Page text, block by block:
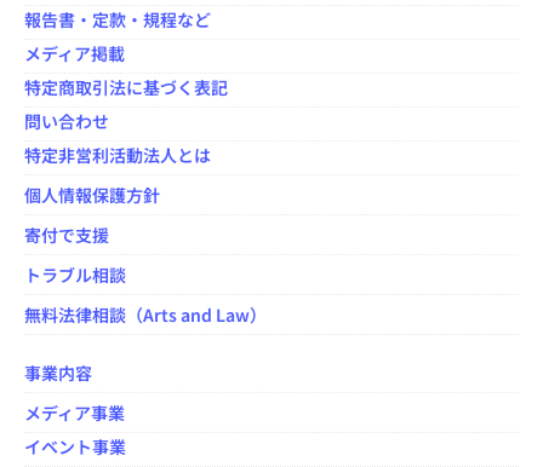
報告書・定款・規程など
メディア掲載
特定商取引法に基づく表記
問い合わせ
特定非営利活動法人とは
個人情報保護方針
寄付で支援
トラブル相談
無料法律相談（Arts and Law）
事業内容
メディア事業
イベント事業